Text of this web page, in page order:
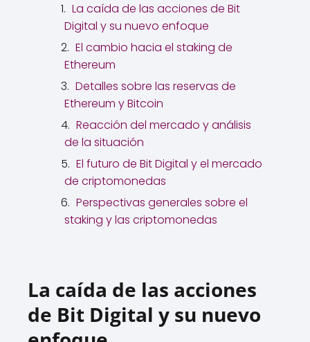
La caída de las acciones de Bit
Digital y su nuevo enfoque
El cambio hacia el staking de
Ethereum
Detalles sobre las reservas de
Ethereum y Bitcoin
Reacción del mercado y análisis
de la situación
El futuro de Bit Digital y el mercado
de criptomonedas
Perspectivas generales sobre el
staking y las criptomonedas
La caída de las acciones
de Bit Digital y su nuevo